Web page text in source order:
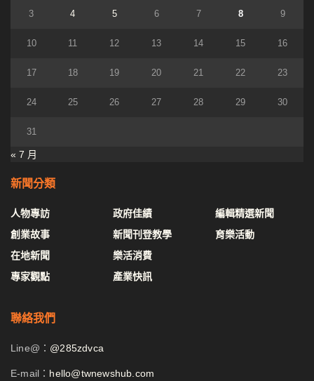
3 4 5 6 7 8 9
10 11 12 13 14 15 16
17 18 19 20 21 22 23
24 25 26 27 28 29 30
31
« 7 月
新聞分類
人物專訪
創業故事
在地新聞
專家觀點
政府佳績
新聞刊登教學
樂活消費
產業快訊
編輯精選新聞
育樂活動
聯絡我們
Line@： @285zdvca
E-mail： hello@twnewshub.com